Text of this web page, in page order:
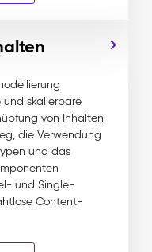
skalierbare
von Inhalten
die Verwendung
und das
und Single-
Content-